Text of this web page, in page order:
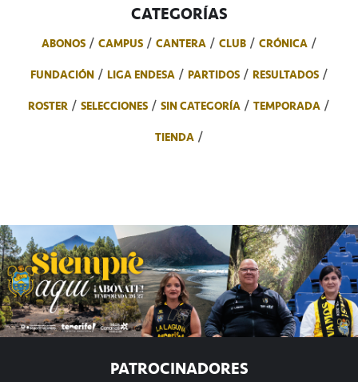
CATEGORÍAS
ABONOS CAMPUS CANTERA CLUB
CRÓNICA
FUNDACIÓN
LIGA ENDESA PARTIDOS
RESULTADOS
ROSTER
SELECCIONES SIN CATEGORÍA
TEMPORADA
TIENDA
PATROCINADORES